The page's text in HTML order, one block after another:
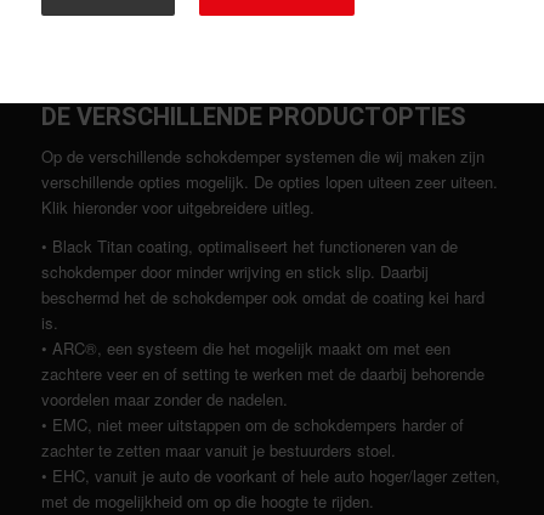
DE VERSCHILLENDE PRODUCTOPTIES
Op de verschillende schokdemper systemen die wij maken zijn
verschillende opties mogelijk. De opties lopen uiteen zeer uiteen.
Klik hieronder voor uitgebreidere uitleg.
• Black Titan coating, optimaliseert het functioneren van de
schokdemper door minder wrijving en stick slip. Daarbij
beschermd het de schokdemper ook omdat de coating kei hard
is.
• ARC®, een systeem die het mogelijk maakt om met een
zachtere veer en of setting te werken met de daarbij behorende
voordelen maar zonder de nadelen.
• EMC, niet meer uitstappen om de schokdempers harder of
zachter te zetten maar vanuit je bestuurders stoel.
• EHC, vanuit je auto de voorkant of hele auto hoger/lager zetten,
met de mogelijkheid om op die hoogte te rijden.